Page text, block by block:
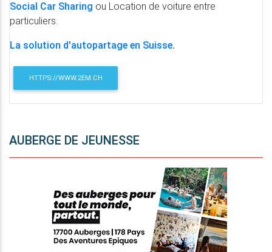
Social Car Sharing ou Location de voiture entre
particuliers.
La solution d'autopartage en Suisse.
HTTPS://WWW.2EM.CH
AUBERGE DE JEUNESSE